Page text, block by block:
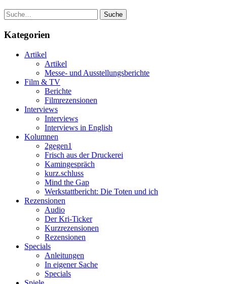
Suche
Kategorien
Artikel
Artikel
Messe- und Ausstellungsberichte
Film & TV
Berichte
Filmrezensionen
Interviews
Interviews
Interviews in English
Kolumnen
2gegen1
Frisch aus der Druckerei
Kamingespräch
kurz.schluss
Mind the Gap
Werkstattbericht: Die Toten und ich
Rezensionen
Audio
Der Kri-Ticker
Kurzrezensionen
Rezensionen
Specials
Anleitungen
In eigener Sache
Specials